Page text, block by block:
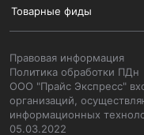
Товарные фиды
Правовая информация
Политика обработки ПДн
ООО "Прайс Экспресс"
организаций,
информационных
05.03.2022